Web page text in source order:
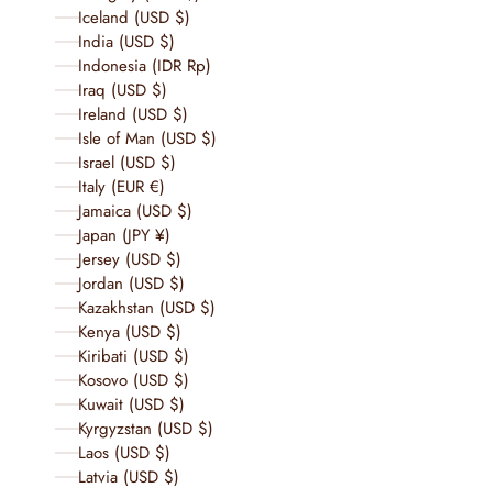
Iceland (USD $)
India (USD $)
Indonesia (IDR Rp)
Iraq (USD $)
Ireland (USD $)
Isle of Man (USD $)
Israel (USD $)
Italy (EUR €)
Jamaica (USD $)
Japan (JPY ¥)
Jersey (USD $)
Jordan (USD $)
Kazakhstan (USD $)
Kenya (USD $)
Kiribati (USD $)
Kosovo (USD $)
Kuwait (USD $)
Kyrgyzstan (USD $)
Laos (USD $)
Latvia (USD $)